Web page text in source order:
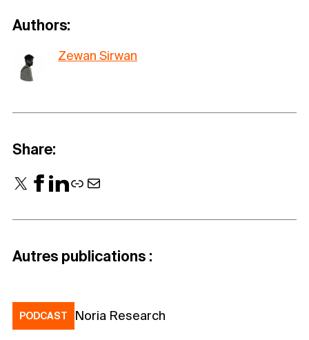
Authors:
Zewan Sirwan
Share:
X Facebook LinkedIn Link Mail
Autres publications :
PODCAST Noria Research